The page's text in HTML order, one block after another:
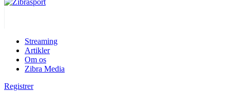
Streaming
Artikler
Om os
Zibra Media
Registrer